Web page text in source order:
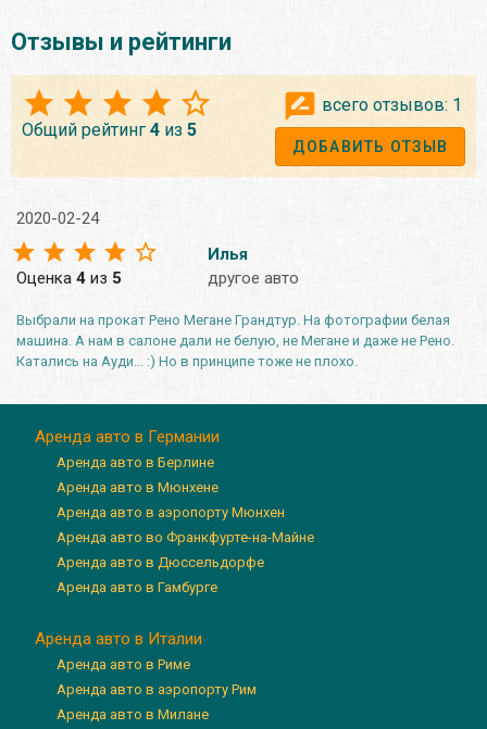
Отзывы и рейтинги
Общий рейтинг 4 из 5
всего отзывов: 1
ДОБАВИТЬ ОТЗЫВ
2020-02-24
Оценка 4 из 5
Илья
другое авто
Выбрали на прокат Рено Мегане Грандтур. На фотографии белая
машина. А нам в салоне дали не белую, не Мегане и даже не Рено.
Катались на Ауди... :) Но в принципе тоже не плохо.
Аренда авто в Германии
Аренда авто в Берлине
Аренда авто в Мюнхене
Аренда авто в аэропорту Мюнхен
Аренда авто во Франкфурте-на-Майне
Аренда авто в Дюссельдорфе
Аренда авто в Гамбурге
Аренда авто в Италии
Аренда авто в Риме
Аренда авто в аэропорту Рим
Аренда авто в Милане